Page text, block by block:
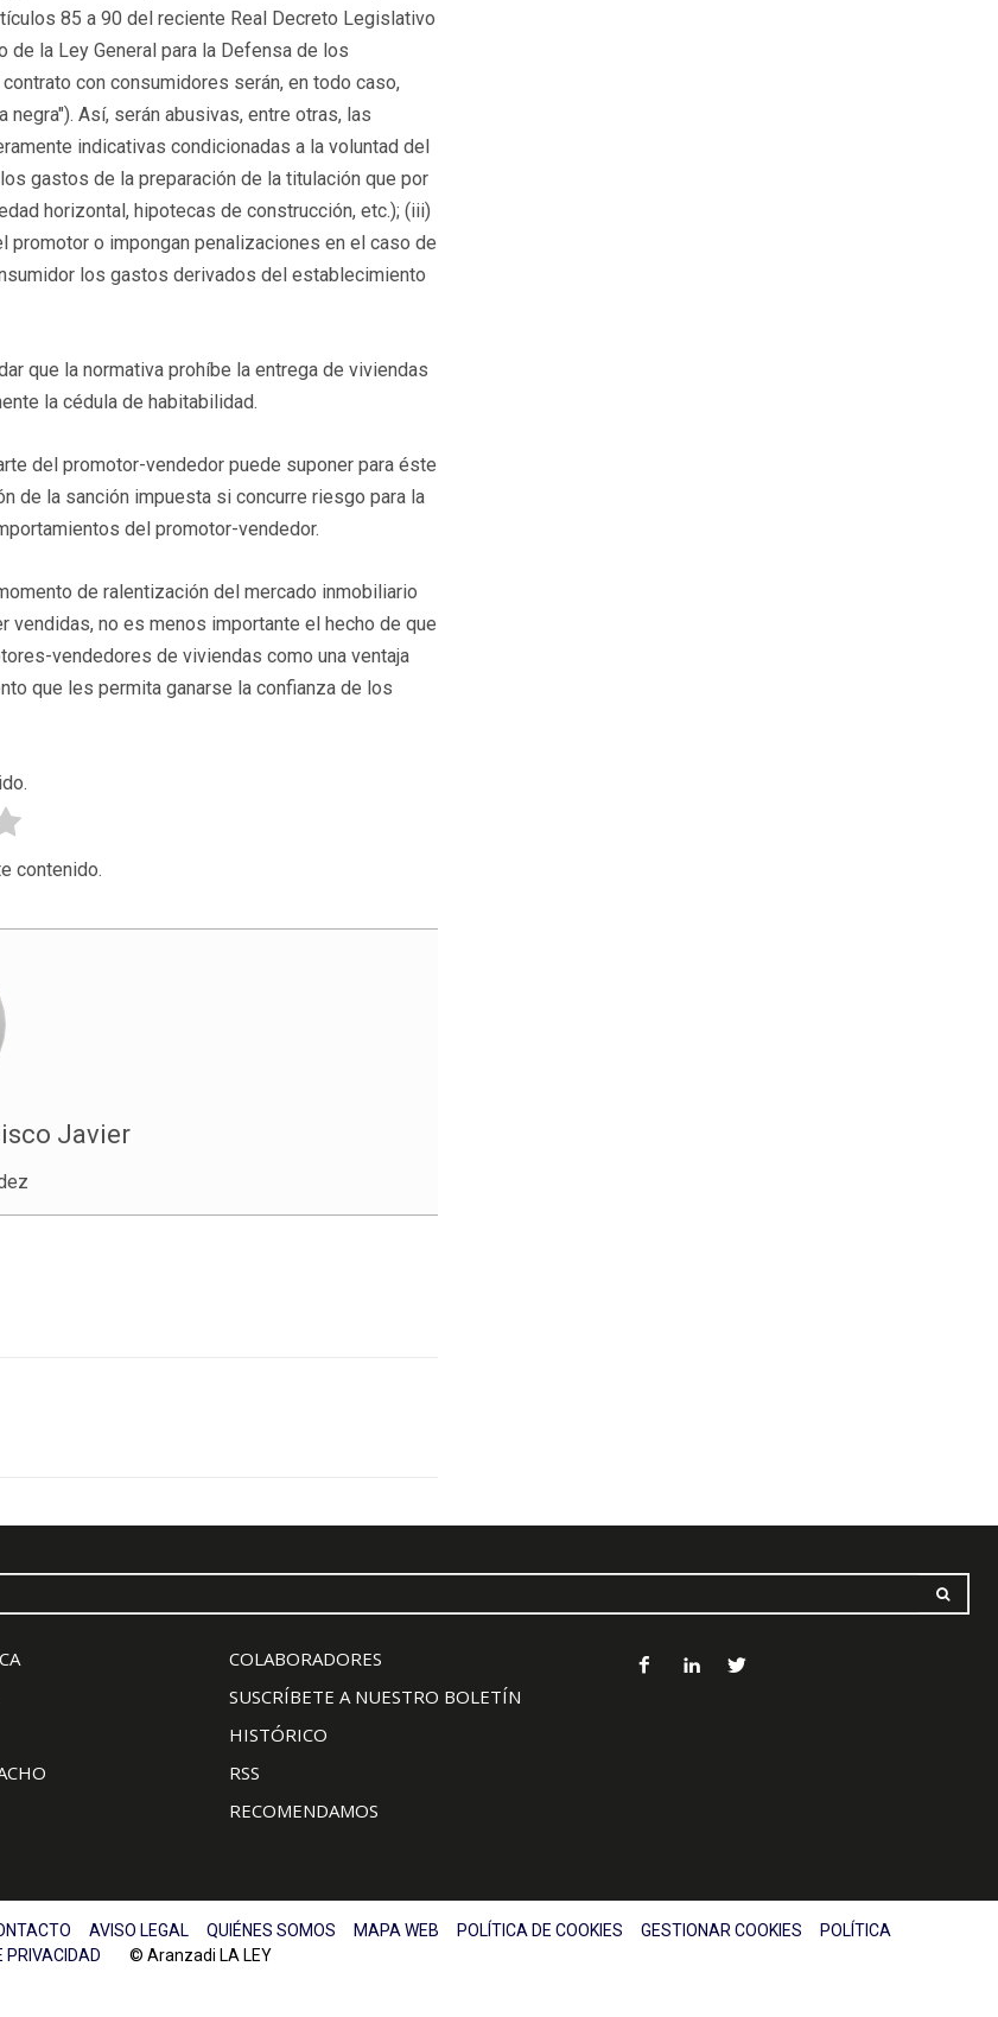
85 a 90 del reciente Real Decreto Legislativo
la Ley General para la Defensa de los
con consumidores serán, en todo caso,
Así, serán abusivas, entre otras, las
indicativas condicionadas a la voluntad del
gastos de la preparación de la titulación que por
horizontal, hipotecas de construcción, etc.); (iii)
promotor o impongan penalizaciones en el caso de
los gastos derivados del establecimiento
que la normativa prohíbe la entrega de viviendas
la cédula de habitabilidad.
del promotor-vendedor puede suponer para éste
de la sanción impuesta si concurre riesgo para la
del promotor-vendedor.
de ralentización del mercado inmobiliario
vendidas, no es menos importante el hecho de que
vendedores de viviendas como una ventaja
que les permita ganarse la confianza de los
contenido.
Javier
COLABORADORES
SUSCRÍBETE A NUESTRO BOLETÍN
HISTÓRICO
RSS
RECOMENDAMOS
AVISO LEGAL QUIÉNES SOMOS MAPA WEB POLÍTICA DE COOKIES GESTIONAR COOKIES
POLÍTICA
PRIVACIDAD © Aranzadi LA LEY